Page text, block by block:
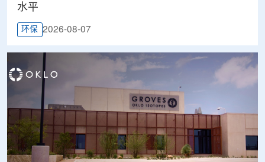
水平
环保 2026-08-07